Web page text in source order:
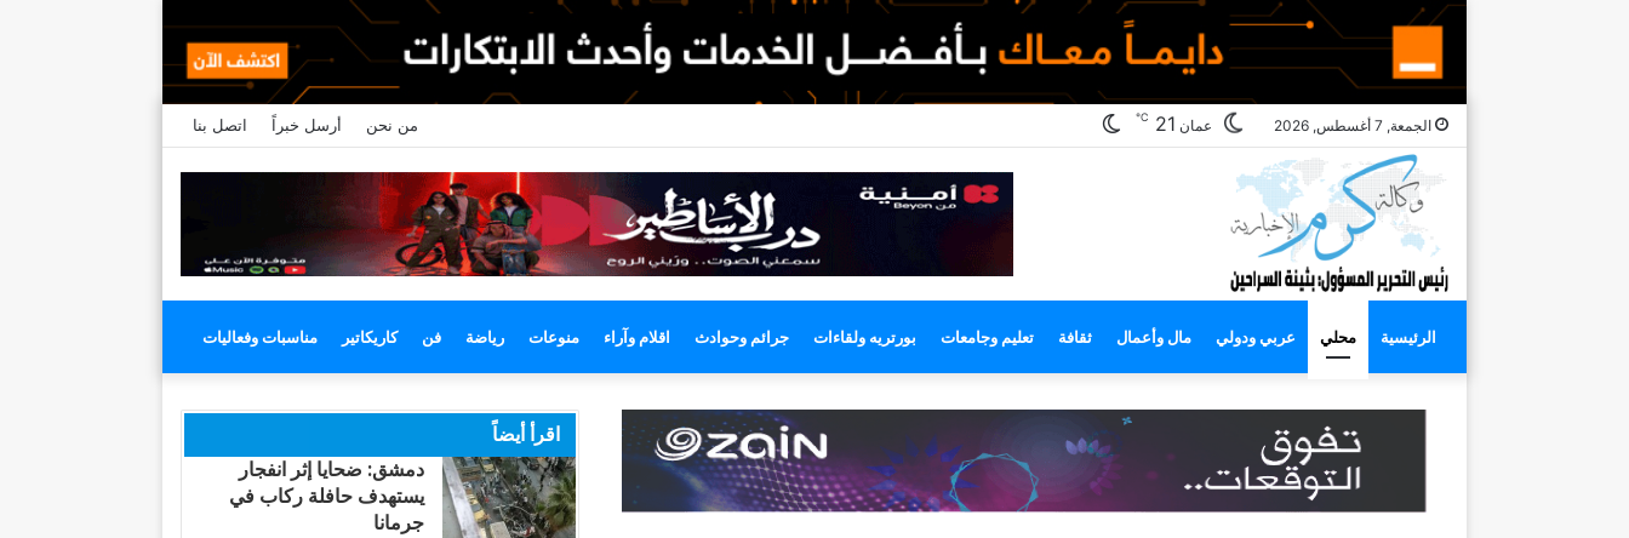
الجمعة, 7 أغسطس, 2026
الوضع
عمان 21
℃ من نحن أرسل خبراً اتصل بنا
الرئيسية محلي عربي ودولي مال وأعمال ثقافة تعليم وجامعات بورتريه ولقاءات جرائم وحوادث اقلام وآراء منوعات رياضة فن كاريكاتير مناسبات وفعاليات
اقرأ أيضاً
دمشق: ضحايا إثر انفجار
يستهدف حافلة ركاب في
جرمانا